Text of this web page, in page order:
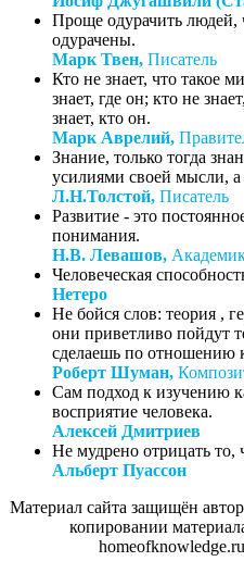
Проще одурачить людей,
одурачены.
Марк Твен, Писатель
Кто не знает, что такое
знает, где он; кто не
знает, кто он.
Марк Аврелий,
Знание, только тогда
усилиями своей мысли,
Л.Н.Толстой, Писатель
Развитие - это
понимания.
Н.В. Левашов,
Человеческая
Нетеро
Не бойся слов: теория ,
они приветливо пойдут
сделаешь по отношению
Роберт Шуман,
Сам подход к изучению
восприятие человека.
Алексей Дмитриев
Не мудрено отрицать то,
Альберт Пуассон
Материал сайта защищён
копировании